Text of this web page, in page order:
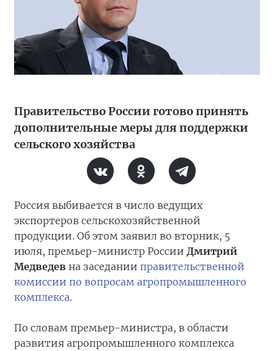
Правительство России готово принять
дополнительные меры для поддержки
сельского хозяйства
Россия выбивается в число ведущих
экспортеров сельскохозяйственной
продукции. Об этом заявил во вторник, 5
июля, премьер-министр России Дмитрий
Медведев на заседании правительственной
комиссии по вопросам агропромышленного
комплекса.
По словам премьер-министра, в области
развития агропромышленного комплекса